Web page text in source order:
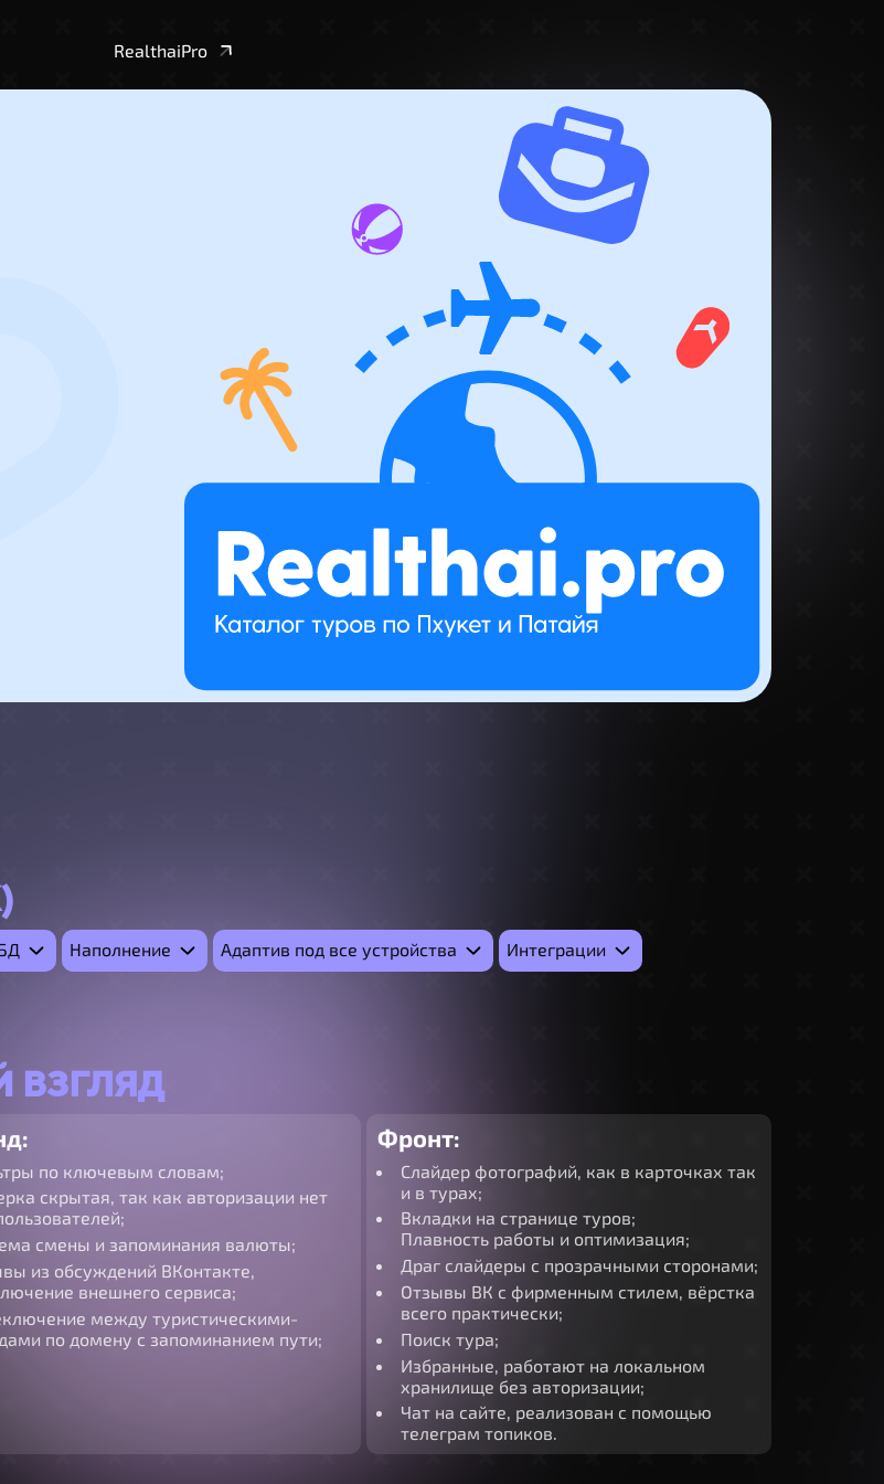
RealthaiPro
Наполнение Адаптив под все устройства Интеграции
ВЗГЛЯД
по ключевым словам;
скрытая, так как авторизации нет
смены и запоминания валюты;
из обсуждений ВКонтакте,
внешнего сервиса;
между туристическими-
по домену с запоминанием пути;
Фронт:
Слайдер фотографий, как в карточках так
и в турах;
Вкладки на странице туров;
Плавность работы и оптимизация;
Драг слайдеры с прозрачными сторонами;
Отзывы ВК с фирменным стилем, вёрстка
всего практически;
Поиск тура;
Избранные, работают на локальном
хранилище без авторизации;
Чат на сайте, реализован с помощью
телеграм топиков.